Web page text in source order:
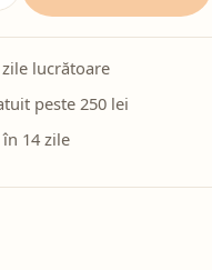
lucrătoare
peste 250 lei
14 zile